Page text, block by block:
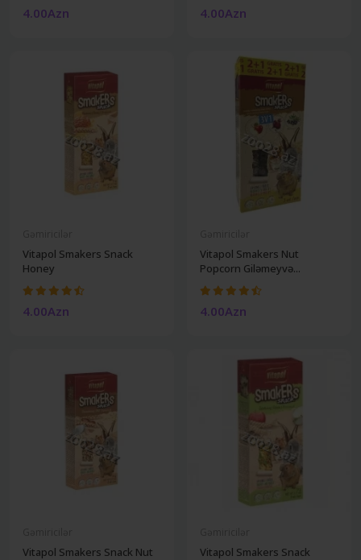
4.00Azn 4.00Azn
Vitapol Smakers Snack
Honey
4.00Azn
Vitapol Smakers Nut
Popcorn Giləmeyvə...
4.00Azn
Vitapol Smakers Snack Nut
Vitapol Smakers Snack